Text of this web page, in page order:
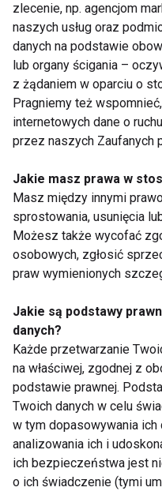
Choroby
Światowy Dzień
Cukrzycy, czyli co
warto wiedzieć o tej
Niepozorne objawy,
których nie warto
ignorować
zlecenie, np. agencjom
naszych usług oraz
danych na podstawie
lub organy ścigania –
z żądaniem w oparciu o
Pragniemy też
internetowych dane o
przez naszych Zaufanych
Jakie masz prawa w
Masz między innymi
sprostowania, usunięcia
Możesz także wycofać
osobowych, zgłosić
praw wymienionych
Jakie są podstawy
danych?
Każde przetwarzanie
na właściwej, zgodnej z
podstawie prawnej.
Twoich danych w celu
w tym dopasowywania
analizowania ich i
ich bezpieczeństwa jest
o ich świadczenie (tymi